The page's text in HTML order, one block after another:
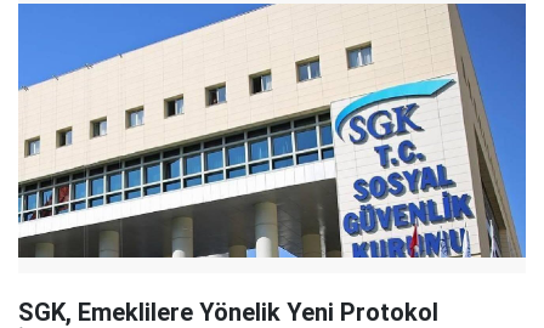
SGK, Emeklilere Yönelik Yeni Protokol